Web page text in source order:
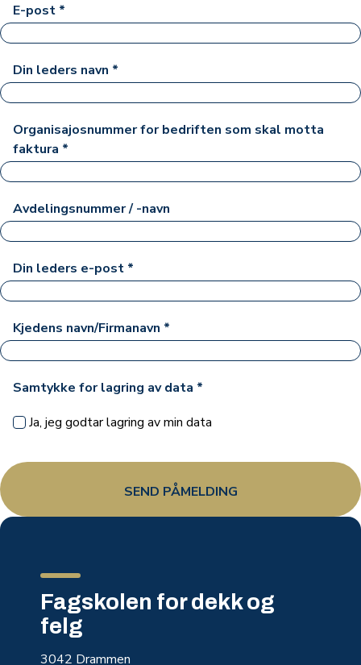
E-post *
Din leders navn *
Organisajosnummer for bedriften som skal motta
faktura *
Avdelingsnummer / -navn
Din leders e-post *
Kjedens navn/Firmanavn *
Samtykke for lagring av data *
Ja, jeg godtar lagring av min data
Fagskolen for dekk og
felg
3042 Drammen